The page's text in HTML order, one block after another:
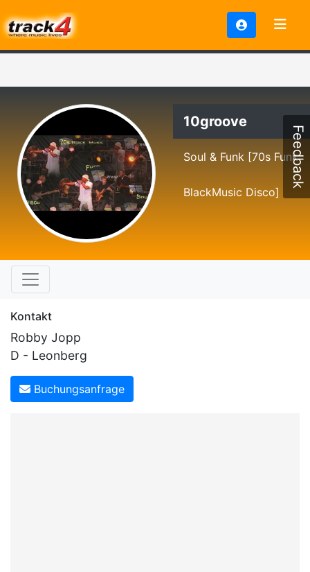
10groove
Soul & Funk [70s Funk
BlackMusic Disco]
Kontakt
Robby Jopp
D - Leonberg
Buchungsanfrage
Feedback